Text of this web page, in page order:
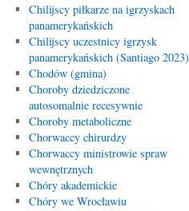
Chilijscy piłkarze na igrzyskach
panamerykańskich
Chilijscy uczestnicy igrzysk
panamerykańskich (Santiago 2023)
Chodów (gmina)
Choroby dziedziczone
autosomalnie recesywnie
Choroby metaboliczne
Chorwaccy chirurdzy
Chorwaccy ministrowie spraw
wewnętrznych
Chóry akademickie
Chóry we Wrocławiu